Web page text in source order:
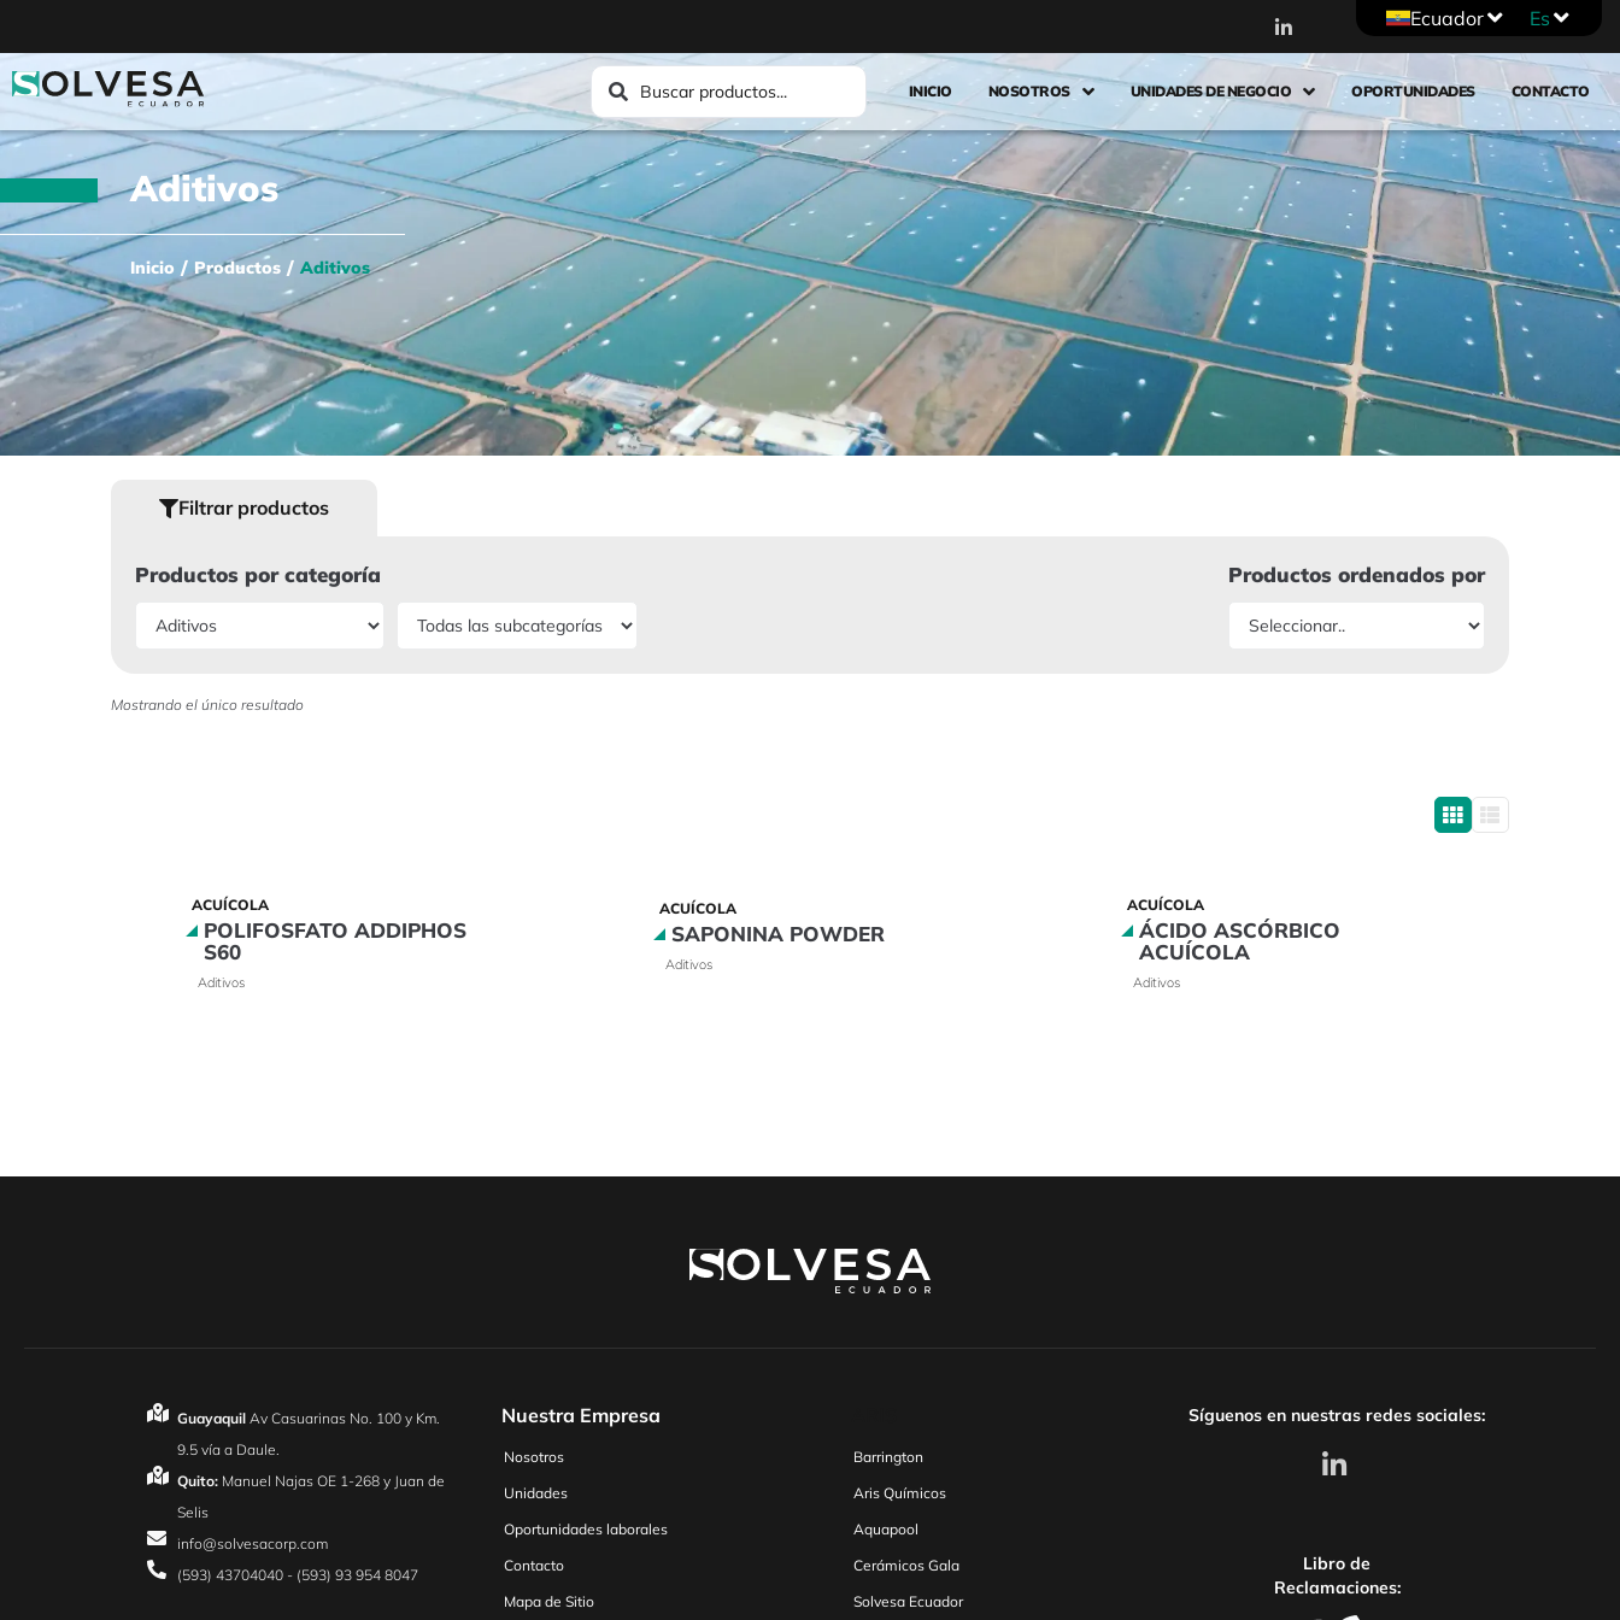
Ecuador Es
INICIO NOSOTROS UNIDADES DE NEGOCIO OPORTUNIDADES CONTACTO
Aditivos
Inicio / Productos / Aditivos
Filtrar productos
Productos por categoría Productos ordenados por
Mostrando el único resultado
ACUÍCOLA
POLIFOSFATO ADDIPHOS
S60
Aditivos
ACUÍCOLA
SAPONINA POWDER
Aditivos
ACUÍCOLA
ÁCIDO ASCÓRBICO
ACUÍCOLA
Aditivos
Guayaquil Av Casuarinas No. 100 y Km.
9.5 vía a Daule.
Quito: Manuel Najas OE 1-268 y Juan de
Selis
info@solvesacorp.com
(593) 43704040 - (593) 93 954 8047
Nuestra Empresa
Nosotros
Unidades
Oportunidades laborales
Contacto
Mapa de Sitio
Barrington
Aris Químicos
Aquapool
Cerámicos Gala
Solvesa Ecuador
Síguenos en nuestras redes sociales:
Libro de
Reclamaciones: